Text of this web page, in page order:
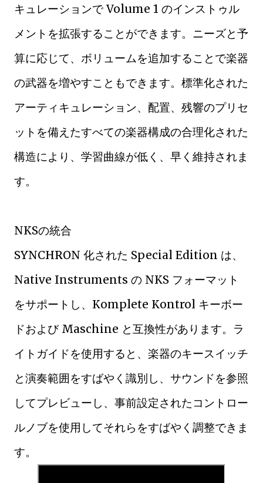
キュレーションで Volume 1 のインストゥル
メントを拡張することができます。ニーズと予
算に応じて、ボリュームを追加することで楽器
の武器を増やすこともできます。標準化された
アーティキュレーション、配置、残響のプリセ
ットを備えたすべての楽器構成の合理化された
構造により、学習曲線が低く、早く維持されま
す。
NKSの統合
SYNCHRON 化された Special Edition は、
Native Instruments の NKS フォーマット
をサポートし、Komplete Kontrol キーボー
ドおよび Maschine と互換性があります。ラ
イトガイドを使用すると、楽器のキースイッチ
と演奏範囲をすばやく識別し、サウンドを参照
してプレビューし、事前設定されたコントロー
ルノブを使用してそれらをすばやく調整できま
す。